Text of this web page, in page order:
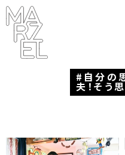
フィ
デザ
ナー
ー
自分の
夫！そう